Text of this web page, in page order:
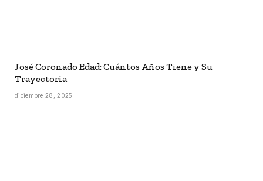
José Coronado Edad: Cuántos Años Tiene y Su
Trayectoria
diciembre 28, 2025